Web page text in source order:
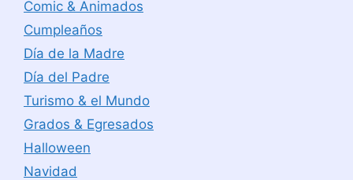
Comic & Animados
Cumpleaños
Día de la Madre
Día del Padre
Turismo & el Mundo
Grados & Egresados
Halloween
Navidad